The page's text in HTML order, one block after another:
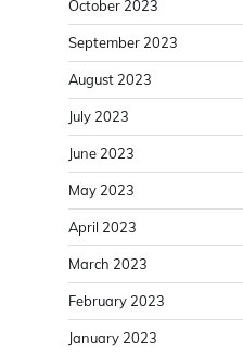
October 2023
September 2023
August 2023
July 2023
June 2023
May 2023
April 2023
March 2023
February 2023
January 2023